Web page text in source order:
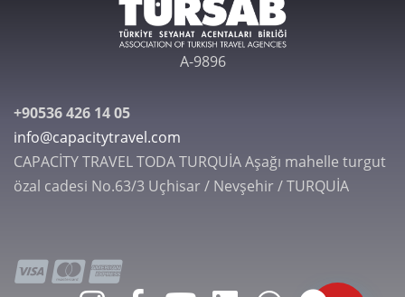
A-9896
+90536 426 14 05
info@capacitytravel.com
CAPACİTY TRAVEL TODA TURQUİA Aşağı mahelle turgut
özal cadesi No.63/3 Uçhisar / Nevşehir / TURQUİA